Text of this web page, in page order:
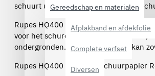
Gereedschap en materialen
Afplakband en afdekfolie
Complete verfset
Diversen
schuurt u strak, effectief en gaat de
Rupes HQ400 Polyester schuurpapier
voor het schuren van plamuur, primer,
ondergronden. Het schuurpapier kan
Rupes HQ400 Polyester Schuurpapier